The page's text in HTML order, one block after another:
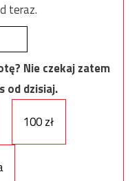
teraz.
Nie czekaj zatem
od dzisiaj.
100 zł